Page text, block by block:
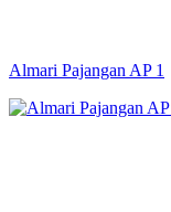
Almari Pajangan AP 1